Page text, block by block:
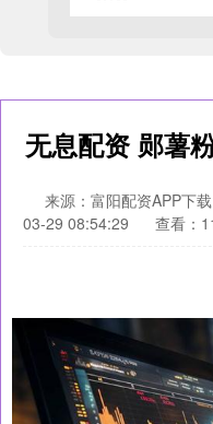
无息配资 郧薯
来源：富阳配资APP下载
03-29 08:54:29
查看：